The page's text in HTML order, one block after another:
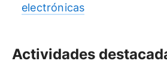
electrónicas
Actividades